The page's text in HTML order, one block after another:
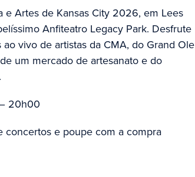
e Artes de Kansas City 2026, em Lees
Anfiteatro Legacy Park. Desfrute
vivo de artistas da CMA, do Grand Ole
um mercado de artesanato e do
20h00
concertos e poupe com a compra